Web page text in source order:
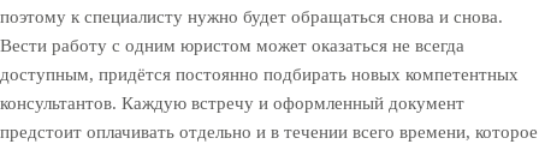
поэтому к специалисту нужно будет обращаться снова и снова.
Вести работу с одним юристом может оказаться не всегда
доступным, придётся постоянно подбирать новых компетентных
консультантов. Каждую встречу и оформленный документ
предстоит оплачивать отдельно и в течении всего времени, которое